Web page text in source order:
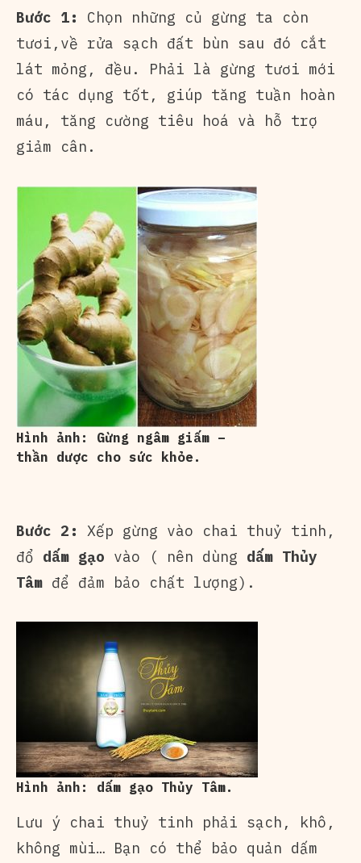
Bước 1:
Chọn những củ gừng ta còn
tươi,về rửa sạch đất bùn sau đó cắt
lát mỏng, đều. Phải là gừng tươi mới
có tác dụng tốt, giúp tăng tuần hoàn
máu, tăng cường tiêu hoá và hỗ trợ
giảm cân.
Hình ảnh: Gừng ngâm giấm –
thần dược cho sức khỏe.
Bước 2:
Xếp gừng vào chai thuỷ tinh,
đổ dấm gạo vào ( nên dùng dấm Thủy
Tâm để đảm bảo chất lượng).
Hình ảnh: dấm gạo Thủy Tâm.
Lưu ý chai thuỷ tinh phải sạch, khô,
không mùi… Bạn có thể bảo quản dấm